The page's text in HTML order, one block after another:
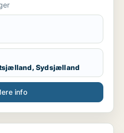
Sydsjælland
info